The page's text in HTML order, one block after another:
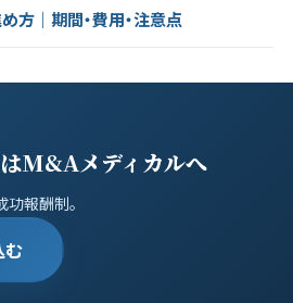
方｜期間・費用・注意点
M&Aメディカルへ
功報酬制。
む